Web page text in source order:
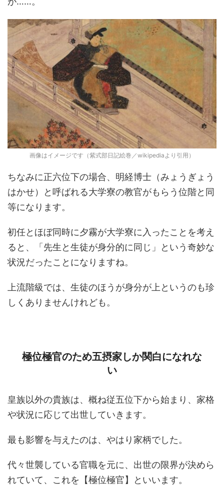
画像はイメージです（紫式部日記絵巻／wikipediaより引用）
ちなみに正六位下の場合、明経博士（みょうぎょう
はかせ）と呼ばれる大学寮の教官がもらう位階と同
等になります。
初任とほぼ同時に夕霧が大学寮に入ったことを考え
ると、「先生と生徒が身分的に同じ」という奇妙な
状況だったことになりますね。
上流階級では、生徒のほうが身分が上というのも珍
しくありませんけれども。
極位極官のため五摂家しか関白になれな
い
皇族以外の貴族は、概ね従五位下から始まり、家格
や状況に応じて出世していきます。
最も影響を与えたのは、やはり家柄でした。
代々世襲している官職を元に、出世の限界が決めら
れていて、これを【極位極官】といいます。